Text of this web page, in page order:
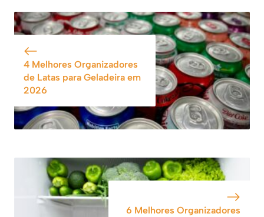
4 Melhores Organizadores
de Latas para Geladeira em
2026
6 Melhores Organizadores